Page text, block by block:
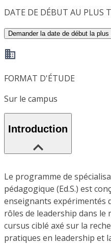
DATE DE DÉBUT AU PLUS
Demander la date de début la plus
FORMAT D'ÉTUDE
Sur le campus
Introduction
Le programme de
pédagogique (Ed.S.) est
enseignants expérimentés
rôles de leadership dans le
cursus ciblé axé sur la
pratiques en leadership et